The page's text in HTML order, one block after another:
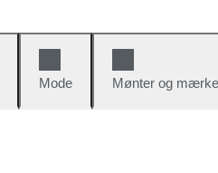
Mode Mønter og